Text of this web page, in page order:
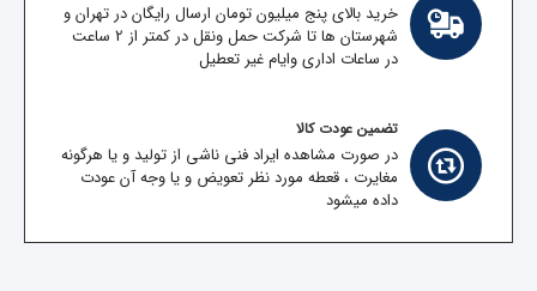
خرید بالای پنج میلیون تومان ارسال رایگان در تهران و
شهرستان ها تا شرکت حمل ونقل در کمتر از 2 ساعت
در ساعات اداری وایام غیر تعطیل
تضمین عودت کالا
در صورت مشاهده ایراد فنی ناشی از تولید و یا هرگونه
مغایرت ، قعطه مورد نظر تعویض و یا وجه آن عودت
داده میشود